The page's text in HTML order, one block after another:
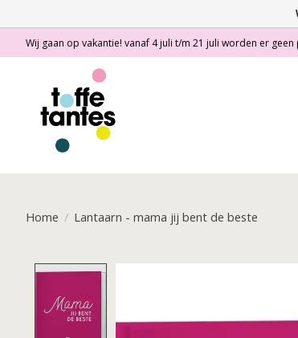
Wij gaan op vakantie! vanaf 4 juli t/m 21 juli worden er
Home / Lantaarn - mama jij bent de beste